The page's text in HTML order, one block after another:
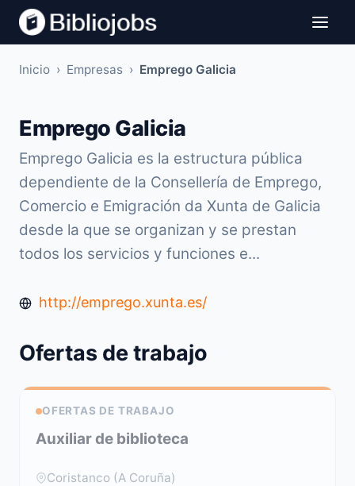
Inicio › Empresas › Emprego Galicia
Emprego Galicia
Emprego Galicia es la estructura pública
dependiente de la Consellería de Emprego,
Comercio e Emigración da Xunta de Galicia
desde la que se organizan y se prestan
todos los servicios y funciones e...
http://emprego.xunta.es/
Ofertas de trabajo
OFERTAS DE TRABAJO
Auxiliar de biblioteca
Coristanco (A Coruña)